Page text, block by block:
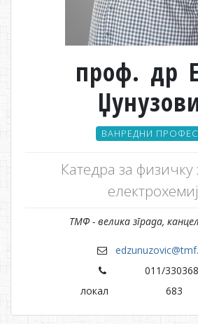
проф. др
ВАНРЕДНИ
Катедра за физичку
ТМФ - велика зграда,
011/
локал
683